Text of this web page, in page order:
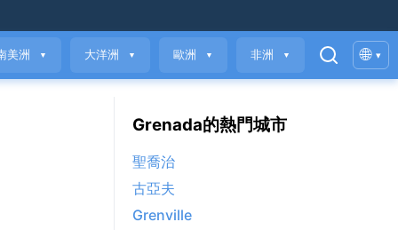
美洲 ▼ 大洋洲 ▼ 歐洲 ▼ 非洲 ▼ 🌐 ▾
Grenada的熱門城市
聖喬治
古亞夫
Grenville